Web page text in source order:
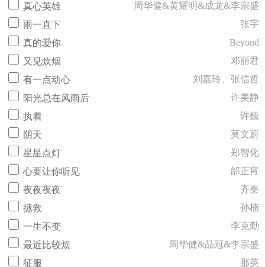
真心英雄
周华健&黄耀明&成龙&李宗盛
雨一直下
张宇
真的爱你
Beyond
又见炊烟
邓丽君
有一点动心
刘嘉玲、张信哲
阳光总在风雨后
许美静
执着
许巍
阴天
莫文蔚
星星点灯
郑智化
心要让你听见
邰正宵
夜夜夜夜
齐秦
拯救
孙楠
一生不变
李克勤
最近比较烦
周华健&品冠&李宗盛
征服
那英